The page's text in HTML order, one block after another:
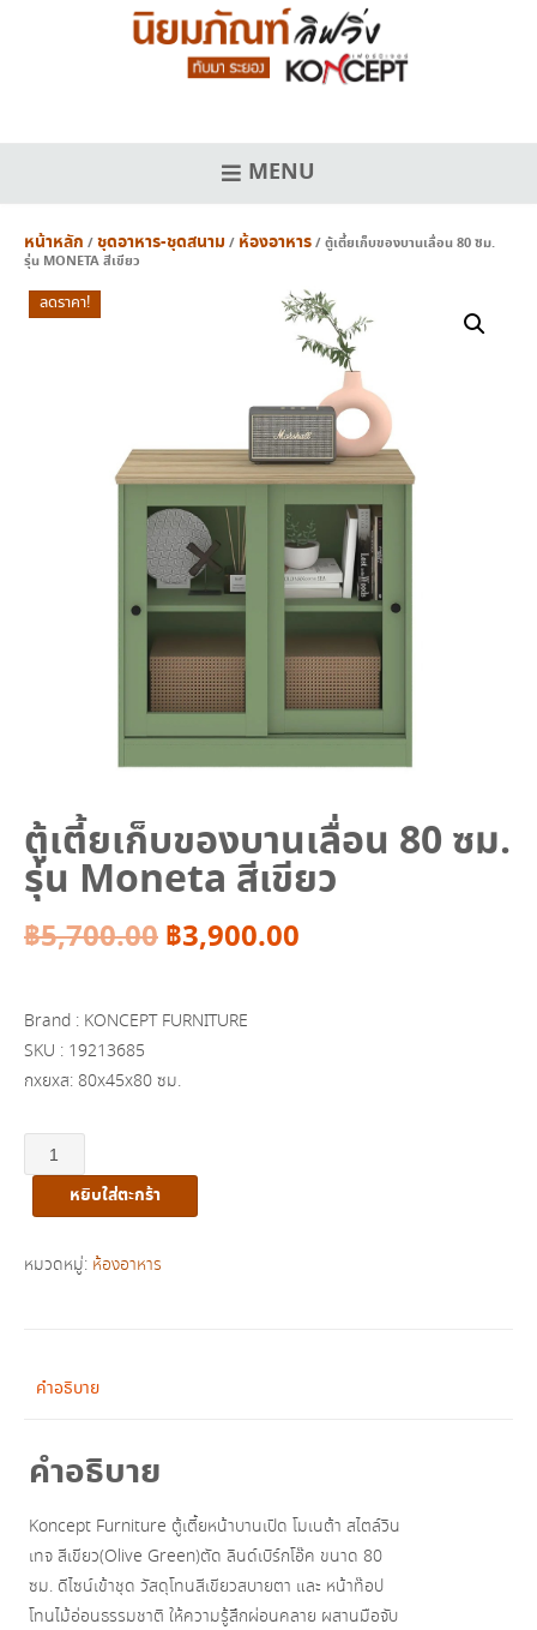
MENU
หน้าหลัก /ชุดอาหาร-ชุดสนาม / ห้องอาหาร/ ตู้เตี้ยเก็บของบานเลื่อน 80 ซม.
รุ่น MONETA สีเขียว
ลดราคา!
ตู้เตี้ยเก็บของบานเลื่อน 80 ซม.
รุ่น Moneta สีเขียว
฿5,700.00Original
was:
฿5,700.00.
฿3,900.00
Brand : KONCEPT FURNITURE
SKU : 19213685
กxยxส: 80x45x80 ซม.
จำนวน
ตู้
ของ
ซม.
สี
ชิ้น
หยิบใส่ตะกร้า
หมวดหมู่: ห้องอาหาร
คำอธิบาย
คำอธิบาย
Koncept Furniture ตู้เตี้ยหน้าบานเปิด โมเนต้า สไตล์วิน
เทจ สีเขียว(Olive Green)ตัด ลินด์เบิร์กโอ๊ค ขนาด 80
ซม. ดีไซน์เข้าชุด วัสดุโทนสีเขียวสบายตา และ หน้าท๊อป
โทนไม้อ่อนธรรมชาติ ให้ความรู้สึกผ่อนคลาย ผสานมือจับ